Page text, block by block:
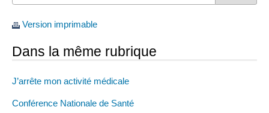
Version imprimable
Dans la même rubrique
J’arrête mon activité médicale
Conférence Nationale de Santé